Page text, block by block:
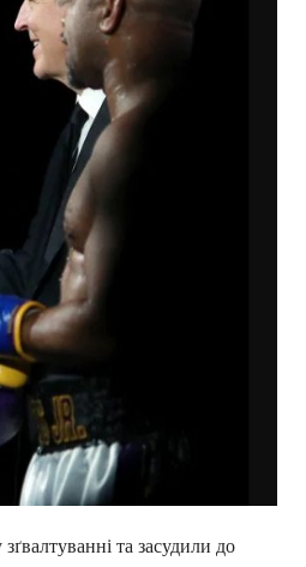
та засудили до